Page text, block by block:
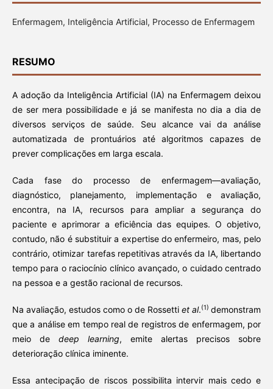
Enfermagem, Inteligência Artificial, Processo de Enfermagem
RESUMO
A adoção da Inteligência Artificial (IA) na Enfermagem deixou
de ser mera possibilidade e já se manifesta no dia a dia de
diversos serviços de saúde. Seu alcance vai da análise
automatizada de prontuários até algoritmos capazes de
prever complicações em larga escala.
Cada fase do processo de enfermagem—avaliação,
diagnóstico, planejamento, implementação e avaliação,
encontra, na IA, recursos para ampliar a segurança do
paciente e aprimorar a eficiência das equipes. O objetivo,
contudo, não é substituir a expertise do enfermeiro, mas, pelo
contrário, otimizar tarefas repetitivas através da IA, libertando
tempo para o raciocínio clínico avançado, o cuidado centrado
na pessoa e a gestão racional de recursos.
Na avaliação, estudos como o de Rossettiet al.(1) demonstram
que a análise em tempo real de registros de enfermagem, por
meio de deep learning, emite alertas precisos sobre
deterioração clínica iminente.
Essa antecipação de riscos possibilita intervir mais cedo e